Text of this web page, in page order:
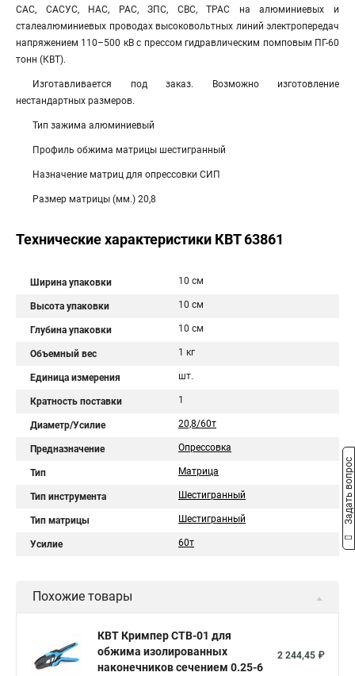
САС, САСУС, НАС, РАС, ЗПС, СВС, ТРАС на алюминиевых и
сталеалюминиевых проводах высоковольтных линий электропередач
напряжением 110–500 кВ с прессом гидравлическим помповым ПГ-60
тонн (КВТ).
Изготавливается под заказ. Возможно изготовление
нестандартных размеров.
Тип зажима алюминиевый
Профиль обжима матрицы шестигранный
Назначение матриц для опрессовки СИП
Размер матрицы (мм.) 20,8
Технические характеристики КВТ 63861
Ширина упаковки 10 см
Высота упаковки 10 см
Глубина упаковки 10 см
Объемный вес 1 кг
Единица измерения шт.
Кратность поставки 1
Диаметр/Усилие 20,8/60т
Предназначение Опрессовка
Тип Матрица
Тип инструмента Шестигранный
Тип матрицы Шестигранный
Усилие 60т
Похожие товары
КВТ Кримпер CTB-01 для
обжима изолированных
наконечников сечением 0.25-6
2 244,45 ₽
Задать вопрос